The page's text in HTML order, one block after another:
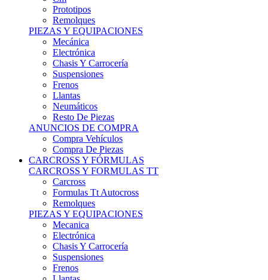
Prototipos
Remolques
PIEZAS Y EQUIPACIONES
Mecánica
Electrónica
Chasis Y Carrocería
Suspensiones
Frenos
Llantas
Neumáticos
Resto De Piezas
ANUNCIOS DE COMPRA
Compra Vehículos
Compra De Piezas
CARCROSS Y FÓRMULAS
CARCROSS Y FORMULAS TT
Carcross
Formulas Tt Autocross
Remolques
PIEZAS Y EQUIPACIONES
Mecanica
Electrónica
Chasis Y Carrocería
Suspensiones
Frenos